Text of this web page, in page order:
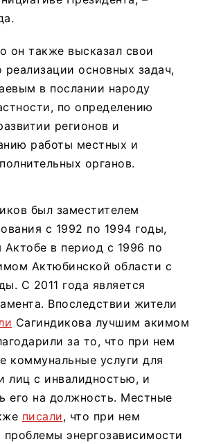
он также высказал свои
основных задач,
в послании народу
по определению
регионов и
работы местных и
органов.
был заместителем
с 1992 по 1994 годы,
в период с 1996 по
Актюбинской области с
С 2011 года является
Впоследствии жители
Сагиндикова лучшим акимом
за то, что при нем
коммунальные услуги для
лиц с инвалидностью, и
его на должность. Местные
писали, что при нем
энергозависимости